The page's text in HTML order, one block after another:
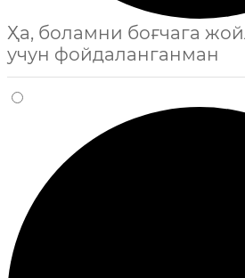
Ҳа, боламни боғчага
учун фойдаланганман